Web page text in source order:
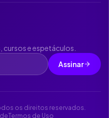
e espetáculos.
Assinar
os direitos reservados.
Termos de Uso